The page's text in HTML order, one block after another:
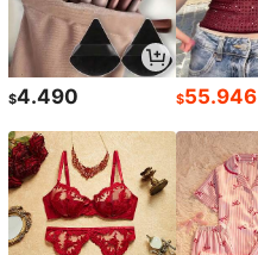
$4.490 $55.946